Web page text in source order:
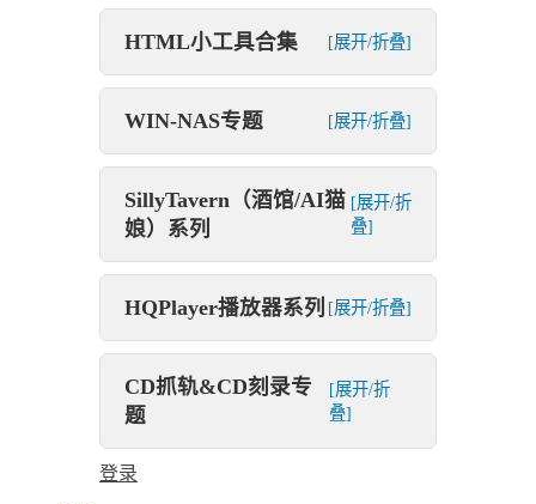
HTML小工具合集 [展开/折叠]
WIN-NAS专题 [展开/折叠]
SillyTavern（酒馆/AI猫
娘）系列
[展开/折
叠]
HQPlayer播放器系列 [展开/折叠]
CD抓轨&CD刻录专
题
[展开/折
叠]
登录